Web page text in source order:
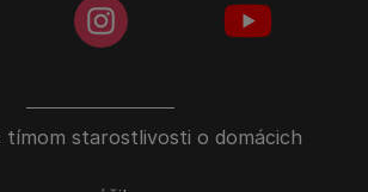
tímom starostlivosti o domácich
instagramColored